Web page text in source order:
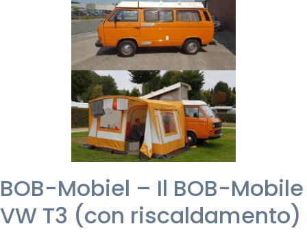
BOB-Mobiel – Il BOB-Mobile
VW T3 (con riscaldamento)